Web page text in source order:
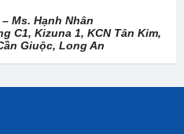
– Ms. Hạnh Nhân
C1, Kizuna 1, KCN Tân Kim,
Giuộc, Long An